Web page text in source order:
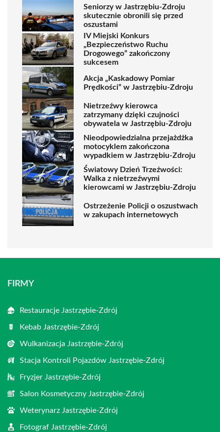
Seniorzy w Jastrzębiu-Zdroju
skutecznie obronili się przed
oszustami
IV Miejski Konkurs
„Bezpieczeństwo Ruchu
Drogowego” zakończony
sukcesem
Akcja „Kaskadowy Pomiar
Prędkości” w Jastrzębiu-Zdroju
Nietrzeźwy kierowca
zatrzymany dzięki czujności
obywatela w Jastrzębiu-Zdroju
Nieodpowiedzialna przejażdżka
motocyklem zakończona
wypadkiem w Jastrzębiu-Zdroju
Światowy Dzień Trzeźwości:
Walka z nietrzeźwymi
kierowcami w Jastrzębiu-Zdroju
Ostrzeżenie Policji o oszustwach
w zakupach internetowych
FIRMY
Restauracje Jastrzębie-Zdrój
Kebab Jastrzębie-Zdrój
Wulkanizacja Jastrzębie-Zdrój
Stacja Kontroli Pojazdów Jastrzębie-Zdrój
Fryzjer Jastrzębie-Zdrój
Salon Kosmetyczny Jastrzębie-Zdrój
Weterynarz Jastrzębie-Zdrój
Fotograf Jastrzębie-Zdrój